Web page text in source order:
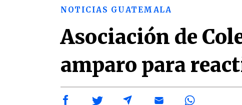
NOTICIAS GUATEMALA
Asociación de
amparo para